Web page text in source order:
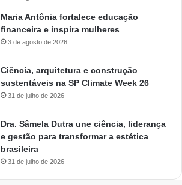
Maria Antônia fortalece educação
financeira e inspira mulheres
3 de agosto de 2026
Ciência, arquitetura e construção
sustentáveis na SP Climate Week 26
31 de julho de 2026
Dra. Sâmela Dutra une ciência, liderança
e gestão para transformar a estética
brasileira
31 de julho de 2026